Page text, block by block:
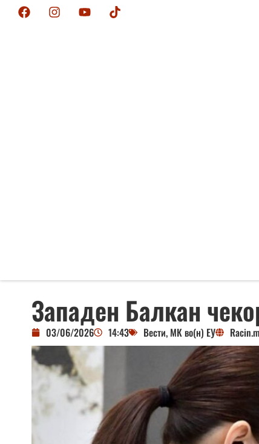
Западен Балкан
03/06/2026 14:43 Вести, МК во(н) ЕУ